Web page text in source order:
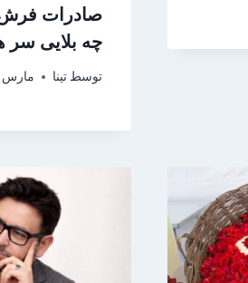
صادرات فرش
چه بلایی سر
توسط تینا مارس 3, 2025